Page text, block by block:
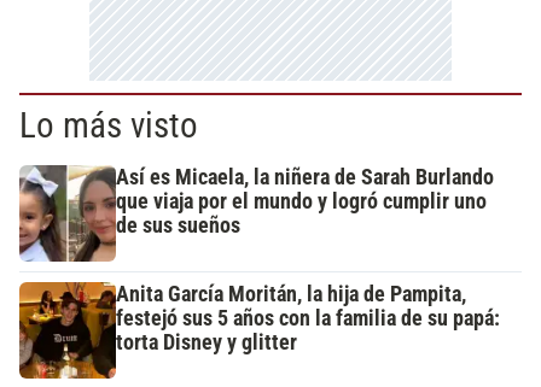
Lo más visto
Así es Micaela, la niñera de Sarah Burlando
que viaja por el mundo y logró cumplir uno
de sus sueños
Anita García Moritán, la hija de Pampita,
festejó sus 5 años con la familia de su papá:
torta Disney y glitter